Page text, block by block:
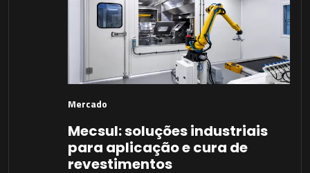
Mercado
Mecsul: soluções industriais
para aplicação e cura de
revestimentos